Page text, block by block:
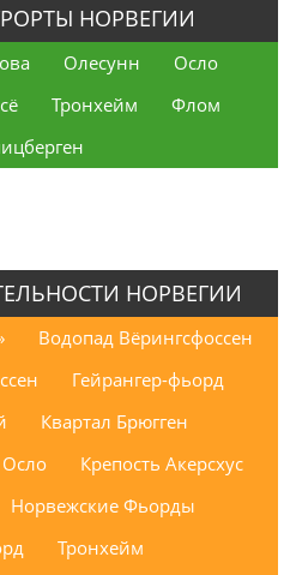
НОРВЕГИИ
Олесунн
Осло
Тронхейм
Флом
НОРВЕГИИ
Водопад Вёрингсфоссен
Гейрангер-фьорд
Квартал Брюгген
Крепость Акерсхус
Норвежские Фьорды
Тронхейм